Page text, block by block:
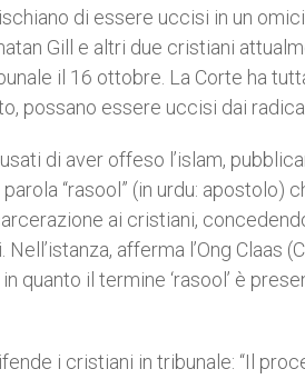
di essere uccisi in un
Gill e altri due cristiani
il 16 ottobre. La Corte ha
possano essere uccisi dai
di aver offeso l’islam,
“rasool” (in urdu: apostolo)
ai cristiani,
afferma l’Ong Claas
quanto il termine ‘rasool’ è
i cristiani in tribunale: “Il